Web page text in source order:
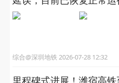
综合@深圳地铁 2026-07-28 12:32
里程碑式进展！潍宿高